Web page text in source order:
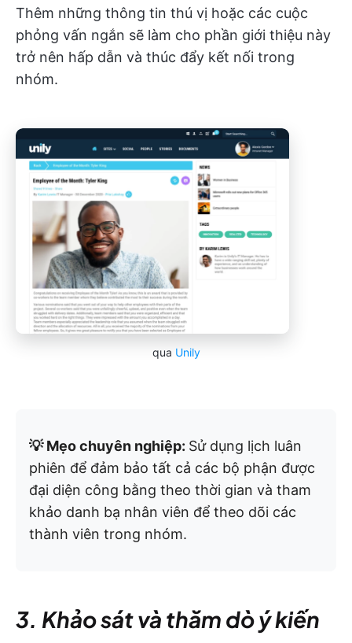
Thêm những thông tin thú vị hoặc các cuộc
phỏng vấn ngắn sẽ làm cho phần giới thiệu này
trở nên hấp dẫn và thúc đẩy kết nối trong
nhóm.
qua Unily
💡 Mẹo chuyên nghiệp: Sử dụng lịch luân
phiên để đảm bảo tất cả các bộ phận được
đại diện công bằng theo thời gian và tham
khảo danh bạ nhân viên để theo dõi các
thành viên trong nhóm.
3. Khảo sát và thăm dò ý kiến